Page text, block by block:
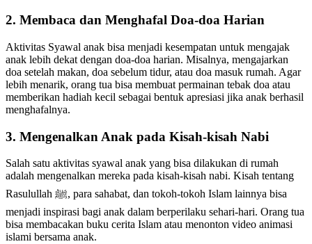
2. Membaca dan Menghafal Doa-doa Harian
Aktivitas Syawal anak bisa menjadi kesempatan untuk mengajak
anak lebih dekat dengan doa-doa harian. Misalnya, mengajarkan
doa setelah makan, doa sebelum tidur, atau doa masuk rumah. Agar
lebih menarik, orang tua bisa membuat permainan tebak doa atau
memberikan hadiah kecil sebagai bentuk apresiasi jika anak berhasil
menghafalnya.
3. Mengenalkan Anak pada Kisah-kisah Nabi
Salah satu aktivitas syawal anak yang bisa dilakukan di rumah
adalah mengenalkan mereka pada kisah-kisah nabi. Kisah tentang
Rasulullah ﷺ, para sahabat, dan tokoh-tokoh Islam lainnya bisa
menjadi inspirasi bagi anak dalam berperilaku sehari-hari. Orang tua
bisa membacakan buku cerita Islam atau menonton video animasi
islami bersama anak.